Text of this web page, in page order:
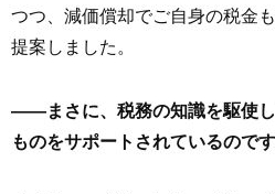
つつ、減価償却でご自身の税金
提案しました。
――まさに、税務の知識を駆使
ものをサポートされているのです